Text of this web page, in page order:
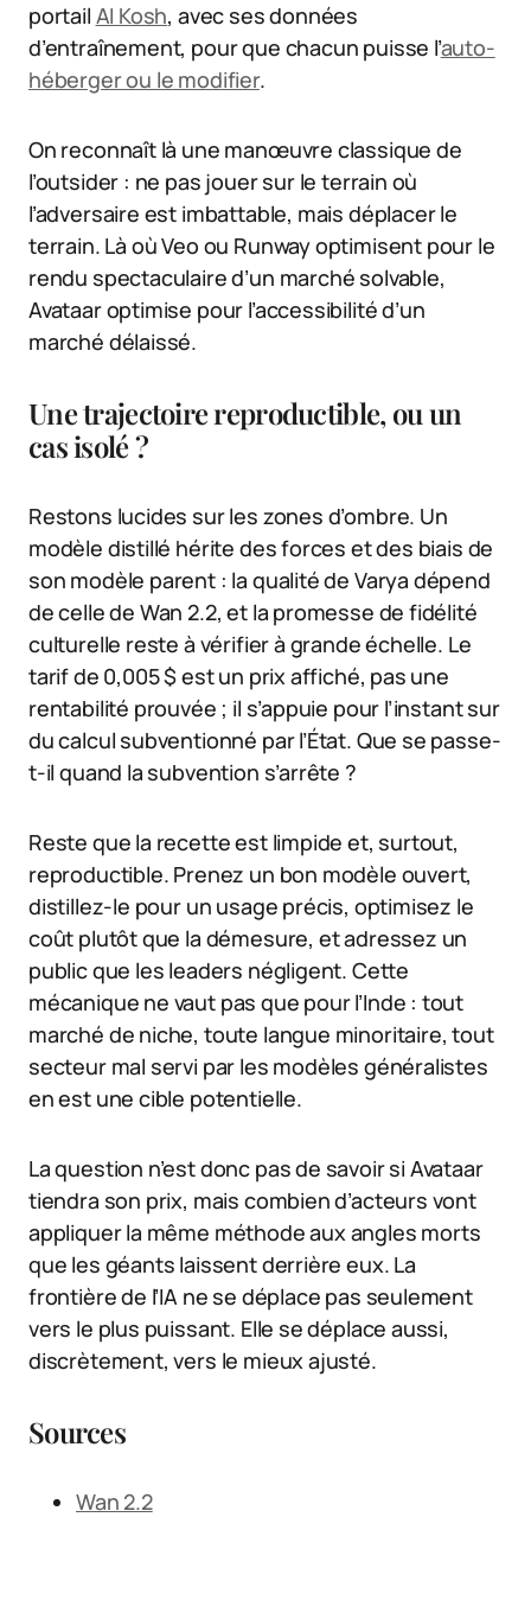
portail AI Kosh, avec ses données
d’entraînement, pour que chacun puisse l’auto-
héberger ou le modifier.
On reconnaît là une manœuvre classique de
l’outsider : ne pas jouer sur le terrain où
l’adversaire est imbattable, mais déplacer le
terrain. Là où Veo ou Runway optimisent pour le
rendu spectaculaire d’un marché solvable,
Avataar optimise pour l’accessibilité d’un
marché délaissé.
Une trajectoire reproductible, ou un
cas isolé ?
Restons lucides sur les zones d’ombre. Un
modèle distillé hérite des forces et des biais de
son modèle parent : la qualité de Varya dépend
de celle de Wan 2.2, et la promesse de fidélité
culturelle reste à vérifier à grande échelle. Le
tarif de 0,005 $ est un prix affiché, pas une
rentabilité prouvée ; il s’appuie pour l’instant sur
du calcul subventionné par l’État. Que se passe-
t-il quand la subvention s’arrête ?
Reste que la recette est limpide et, surtout,
reproductible. Prenez un bon modèle ouvert,
distillez-le pour un usage précis, optimisez le
coût plutôt que la démesure, et adressez un
public que les leaders négligent. Cette
mécanique ne vaut pas que pour l’Inde : tout
marché de niche, toute langue minoritaire, tout
secteur mal servi par les modèles généralistes
en est une cible potentielle.
La question n’est donc pas de savoir si Avataar
tiendra son prix, mais combien d’acteurs vont
appliquer la même méthode aux angles morts
que les géants laissent derrière eux. La
frontière de l’IA ne se déplace pas seulement
vers le plus puissant. Elle se déplace aussi,
discrètement, vers le mieux ajusté.
Sources
Wan 2.2